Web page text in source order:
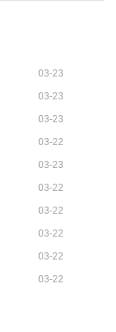
03-23
03-23
03-23
03-22
03-23
03-22
03-22
03-22
03-22
03-22